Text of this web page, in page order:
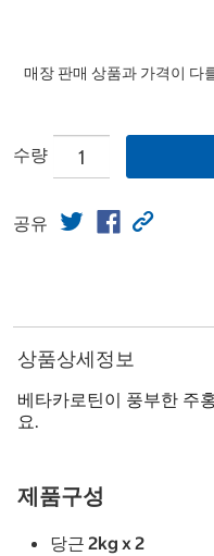
매장 판매 상품과 가격이 다
수량
공유
상품상세정보
베타카로틴이 풍부한 주
요.
제품구성
당근 2kg x 2